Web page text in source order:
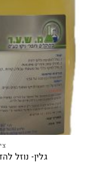
גלין- נוזל